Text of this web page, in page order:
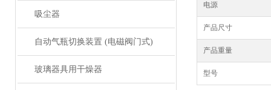
吸尘器
自动气瓶切换装置 (电磁阀门式)
玻璃器具用干燥器
电源
产品尺寸
产品重量
型号